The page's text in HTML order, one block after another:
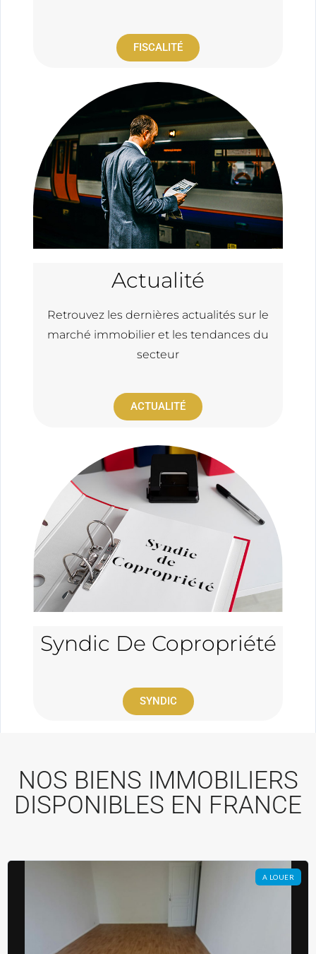
FISCALITÉ
Actualité
Retrouvez les dernières actualités sur le
marché immobilier et les tendances du
secteur
ACTUALITÉ
Syndic De Copropriété
SYNDIC
NOS BIENS IMMOBILIERS
DISPONIBLES EN FRANCE
A LOUER